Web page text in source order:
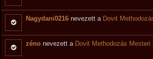
Nagydani0216 nevezett a Dovit
zéno nevezett a Dovit Methodozás Mesteri